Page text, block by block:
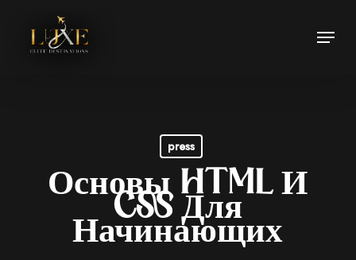
Menu
press
Основы HTML И
CSS Для
Начинающих
Close